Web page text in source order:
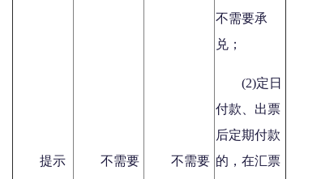
提示
不需要
不需要
不需要承
兑；
(2)定日
付款、出票
后定期付款
的，在汇票